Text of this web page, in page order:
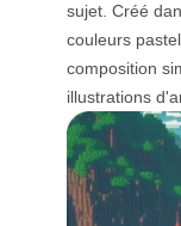
sujet. Créé
couleurs
composition
illustrations